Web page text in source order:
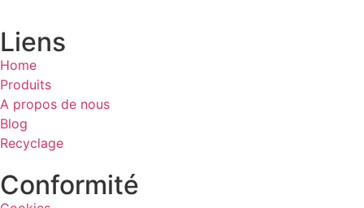
Liens
Home
Produits
A propos de nous
Blog
Recyclage
Conformité